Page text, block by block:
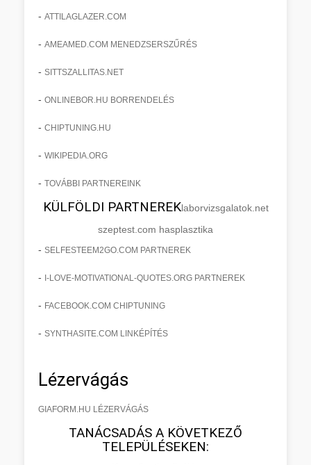
- ATTILAGLAZER.COM
- AMEAMED.COM MENEDZSERSZŰRÉS
- SITTSZALLITAS.NET
- ONLINEBOR.HU BORRENDELÉS
- CHIPTUNING.HU
- WIKIPEDIA.ORG
- TOVÁBBI PARTNEREINK
KÜLFÖLDI PARTNEREKlaborvizsgalatok.net
szeptest.com hasplasztika
- SELFESTEEM2GO.COM PARTNEREK
- I-LOVE-MOTIVATIONAL-QUOTES.ORG PARTNEREK
- FACEBOOK.COM CHIPTUNING
- SYNTHASITE.COM LINKÉPÍTÉS
Lézervágás
GIAFORM.HU LÉZERVÁGÁS
TANÁCSADÁS A KÖVETKEZŐ
TELEPÜLÉSEKEN: